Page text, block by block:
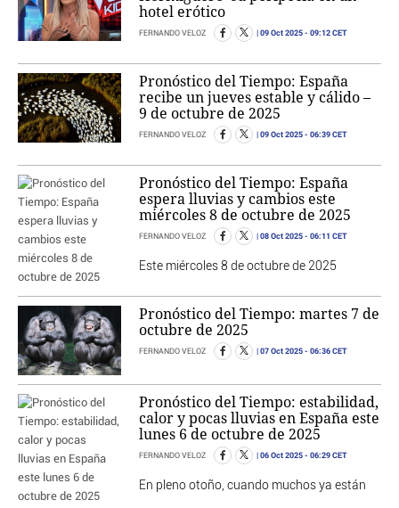
hotel erótico
FERNANDO VELOZ 09 Oct 2025 - 09:12 CET
Pronóstico del Tiempo: España
recibe un jueves estable y cálido –
9 de octubre de 2025
FERNANDO VELOZ 09 Oct 2025 - 06:39 CET
Pronóstico del Tiempo: España
espera lluvias y cambios este
miércoles 8 de octubre de 2025
FERNANDO VELOZ 08 Oct 2025 - 06:11 CET
Este miércoles 8 de octubre de 2025
Pronóstico del Tiempo: martes 7 de
octubre de 2025
FERNANDO VELOZ 07 Oct 2025 - 06:36 CET
Pronóstico del Tiempo: estabilidad,
calor y pocas lluvias en España este
lunes 6 de octubre de 2025
FERNANDO VELOZ 06 Oct 2025 - 06:29 CET
En pleno otoño, cuando muchos ya están